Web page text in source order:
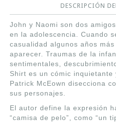
DESCRIPCIÓN
John y Naomi son dos
en la adolescencia. Cuando
casualidad algunos años
aparecer. Traumas de la
sentimentales,
Shirt es un cómic inquietante
Patrick McEown disecciona
sus personajes.
El autor define la expresión
“camisa de pelo”, como “un